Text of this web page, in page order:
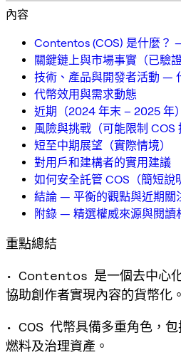
內容
Contentos (COS) 是什麼？
關鍵鏈上與市場事實（已驗證
技術、產品與開發者活動 —
代幣效用與需求動態
近期（2024 年末 – 2025 年
風險與挑戰（可能限制 COS
短至中期展望（實際情境）
對用戶和建構者的實用建議
如何安全託管 COS（簡短說
結論 — 平衡的觀點與近期關
附錄 — 精選權威來源與閱讀
重點總結
• Contentos 是一個去中心
協助創作者實現內容的貨幣化。
• COS 代幣具備多重角色，
燃料及治理資產。